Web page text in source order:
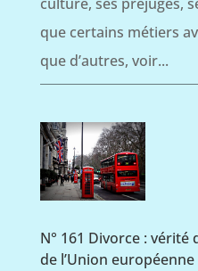
que certains métiers
que d’autres, voir...
N° 161 Divorce :
de l’Union européenne